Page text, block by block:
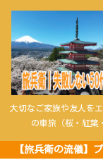
大切なご家族や友人を
の車旅（桜・紅葉